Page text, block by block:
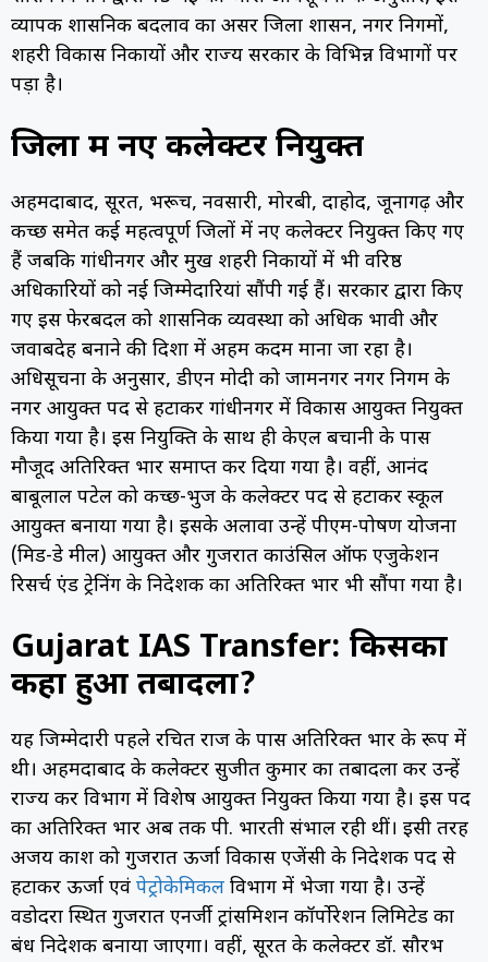
व्यापक प्रशासनिक बदलाव का असर जिला प्रशासन, नगर निगमों,
शहरी विकास निकायों और राज्य सरकार के विभिन्न विभागों पर
पड़ा है।
जिलों में नए कलेक्टर नियुक्त
अहमदाबाद, सूरत, भरूच, नवसारी, मोरबी, दाहोद, जूनागढ़ और
कच्छ समेत कई महत्वपूर्ण जिलों में नए कलेक्टर नियुक्त किए गए
हैं जबकि गांधीनगर और प्रमुख शहरी निकायों में भी वरिष्ठ
अधिकारियों को नई जिम्मेदारियां सौंपी गई हैं। सरकार द्वारा किए
गए इस फेरबदल को प्रशासनिक व्यवस्था को अधिक प्रभावी और
जवाबदेह बनाने की दिशा में अहम कदम माना जा रहा है।
अधिसूचना के अनुसार, डीएन मोदी को जामनगर नगर निगम के
नगर आयुक्त पद से हटाकर गांधीनगर में विकास आयुक्त नियुक्त
किया गया है। इस नियुक्ति के साथ ही केएल बचानी के पास
मौजूद अतिरिक्त प्रभार समाप्त कर दिया गया है। वहीं, आनंद
बाबूलाल पटेल को कच्छ-भुज के कलेक्टर पद से हटाकर स्कूल
आयुक्त बनाया गया है। इसके अलावा उन्हें पीएम-पोषण योजना
(मिड-डे मील) आयुक्त और गुजरात काउंसिल ऑफ एजुकेशन
रिसर्च एंड ट्रेनिंग के निदेशक का अतिरिक्त प्रभार भी सौंपा गया है।
Gujarat IAS Transfer: किसका
कहा हुआ तबादला?
यह जिम्मेदारी पहले रचित राज के पास अतिरिक्त प्रभार के रूप में
थी। अहमदाबाद के कलेक्टर सुजीत कुमार का तबादला कर उन्हें
राज्य कर विभाग में विशेष आयुक्त नियुक्त किया गया है। इस पद
का अतिरिक्त प्रभार अब तक पी. भारती संभाल रही थीं। इसी तरह
अजय प्रकाश को गुजरात ऊर्जा विकास एजेंसी के निदेशक पद से
हटाकर ऊर्जा एवं पेट्रोकेमिकल विभाग में भेजा गया है। उन्हें
वडोदरा स्थित गुजरात एनर्जी ट्रांसमिशन कॉर्पोरेशन लिमिटेड का
प्रबंध निदेशक बनाया जाएगा। वहीं, सूरत के कलेक्टर डॉ. सौरभ